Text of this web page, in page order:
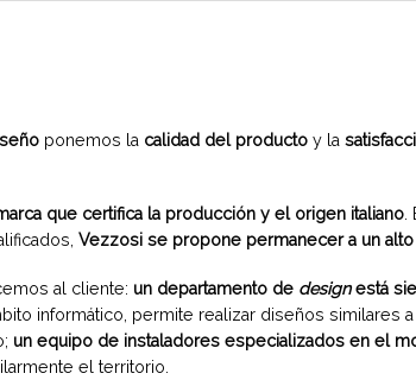
ponemos la calidad del producto y la
que certifica la producción y el origen italiano.
Vezzosi se propone permanecer a un
al cliente: un departamento de designestá
informático, permite realizar diseños similares a
un equipo de instaladores especializados en el
el territorio.